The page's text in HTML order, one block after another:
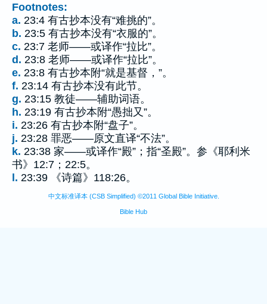
Footnotes:
a. 23:4 有古抄本没有“难挑的”。
b. 23:5 有古抄本没有“衣服的”。
c. 23:7 老师——或译作“拉比”。
d. 23:8 老师——或译作“拉比”。
e. 23:8 有古抄本附“就是基督，”。
f. 23:14 有古抄本没有此节。
g. 23:15 教徒——辅助词语。
h. 23:19 有古抄本附“愚拙又”。
i. 23:26 有古抄本附“盘子”。
j. 23:28 罪恶——原文直译“不法”。
k. 23:38 家——或译作“殿”；指“圣殿”。参《耶利米
书》12:7；22:5。
l. 23:39 《诗篇》118:26。
中文标准译本 (CSB Simplified) ©2011 Global Bible Initiative.
Bible Hub